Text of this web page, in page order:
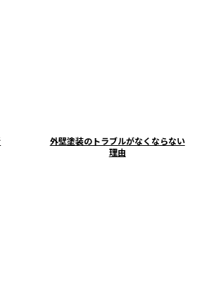
外壁塗装のトラブルがなくならない
理由